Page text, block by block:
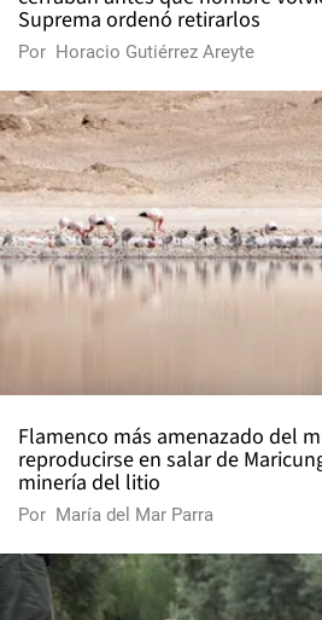
Suprema ordenó retirarlos
Por Horacio Gutiérrez Areyte
Flamenco más amenazado del
reproducirse en salar de
minería del litio
Por María del Mar Parra